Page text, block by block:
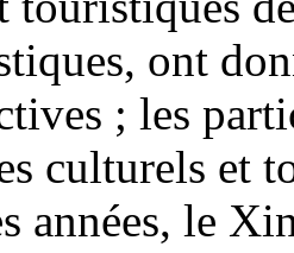
ont
; les
culturels et
années, le